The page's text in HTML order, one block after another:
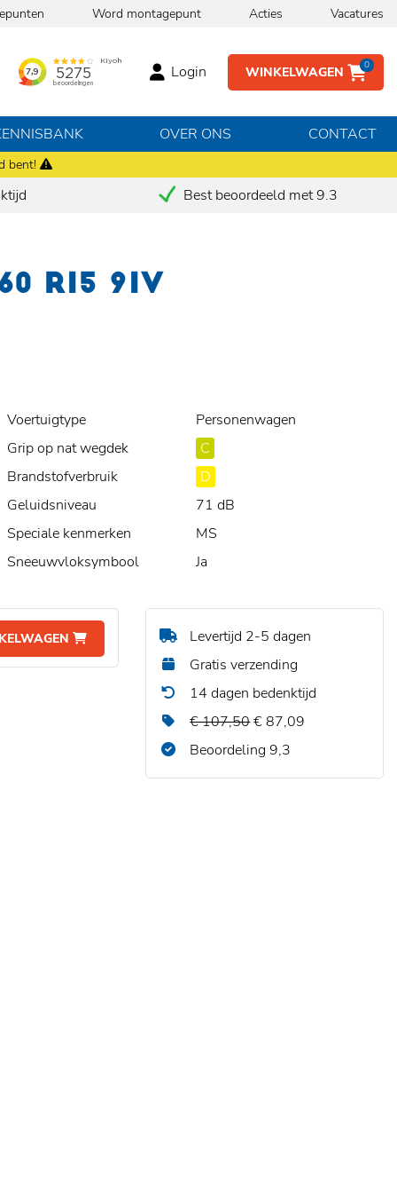
bent!
Word montagepunt Acties Vacatures
WINKELWAGEN 0
Login
OVER ONS CONTACT
Best beoordeeld met 9.3
R15 91V
Voertuigtype
Personenwagen
Grip op nat wegdek
C
Brandstofverbruik
D
Geluidsniveau
71 dB
Speciale kenmerken
MS
Sneeuwvloksymbool
Ja
Levertijd 2-5 dagen
Gratis verzending
14 dagen bedenktijd
€ 107,50€ 87,09
Beoordeling 9,3